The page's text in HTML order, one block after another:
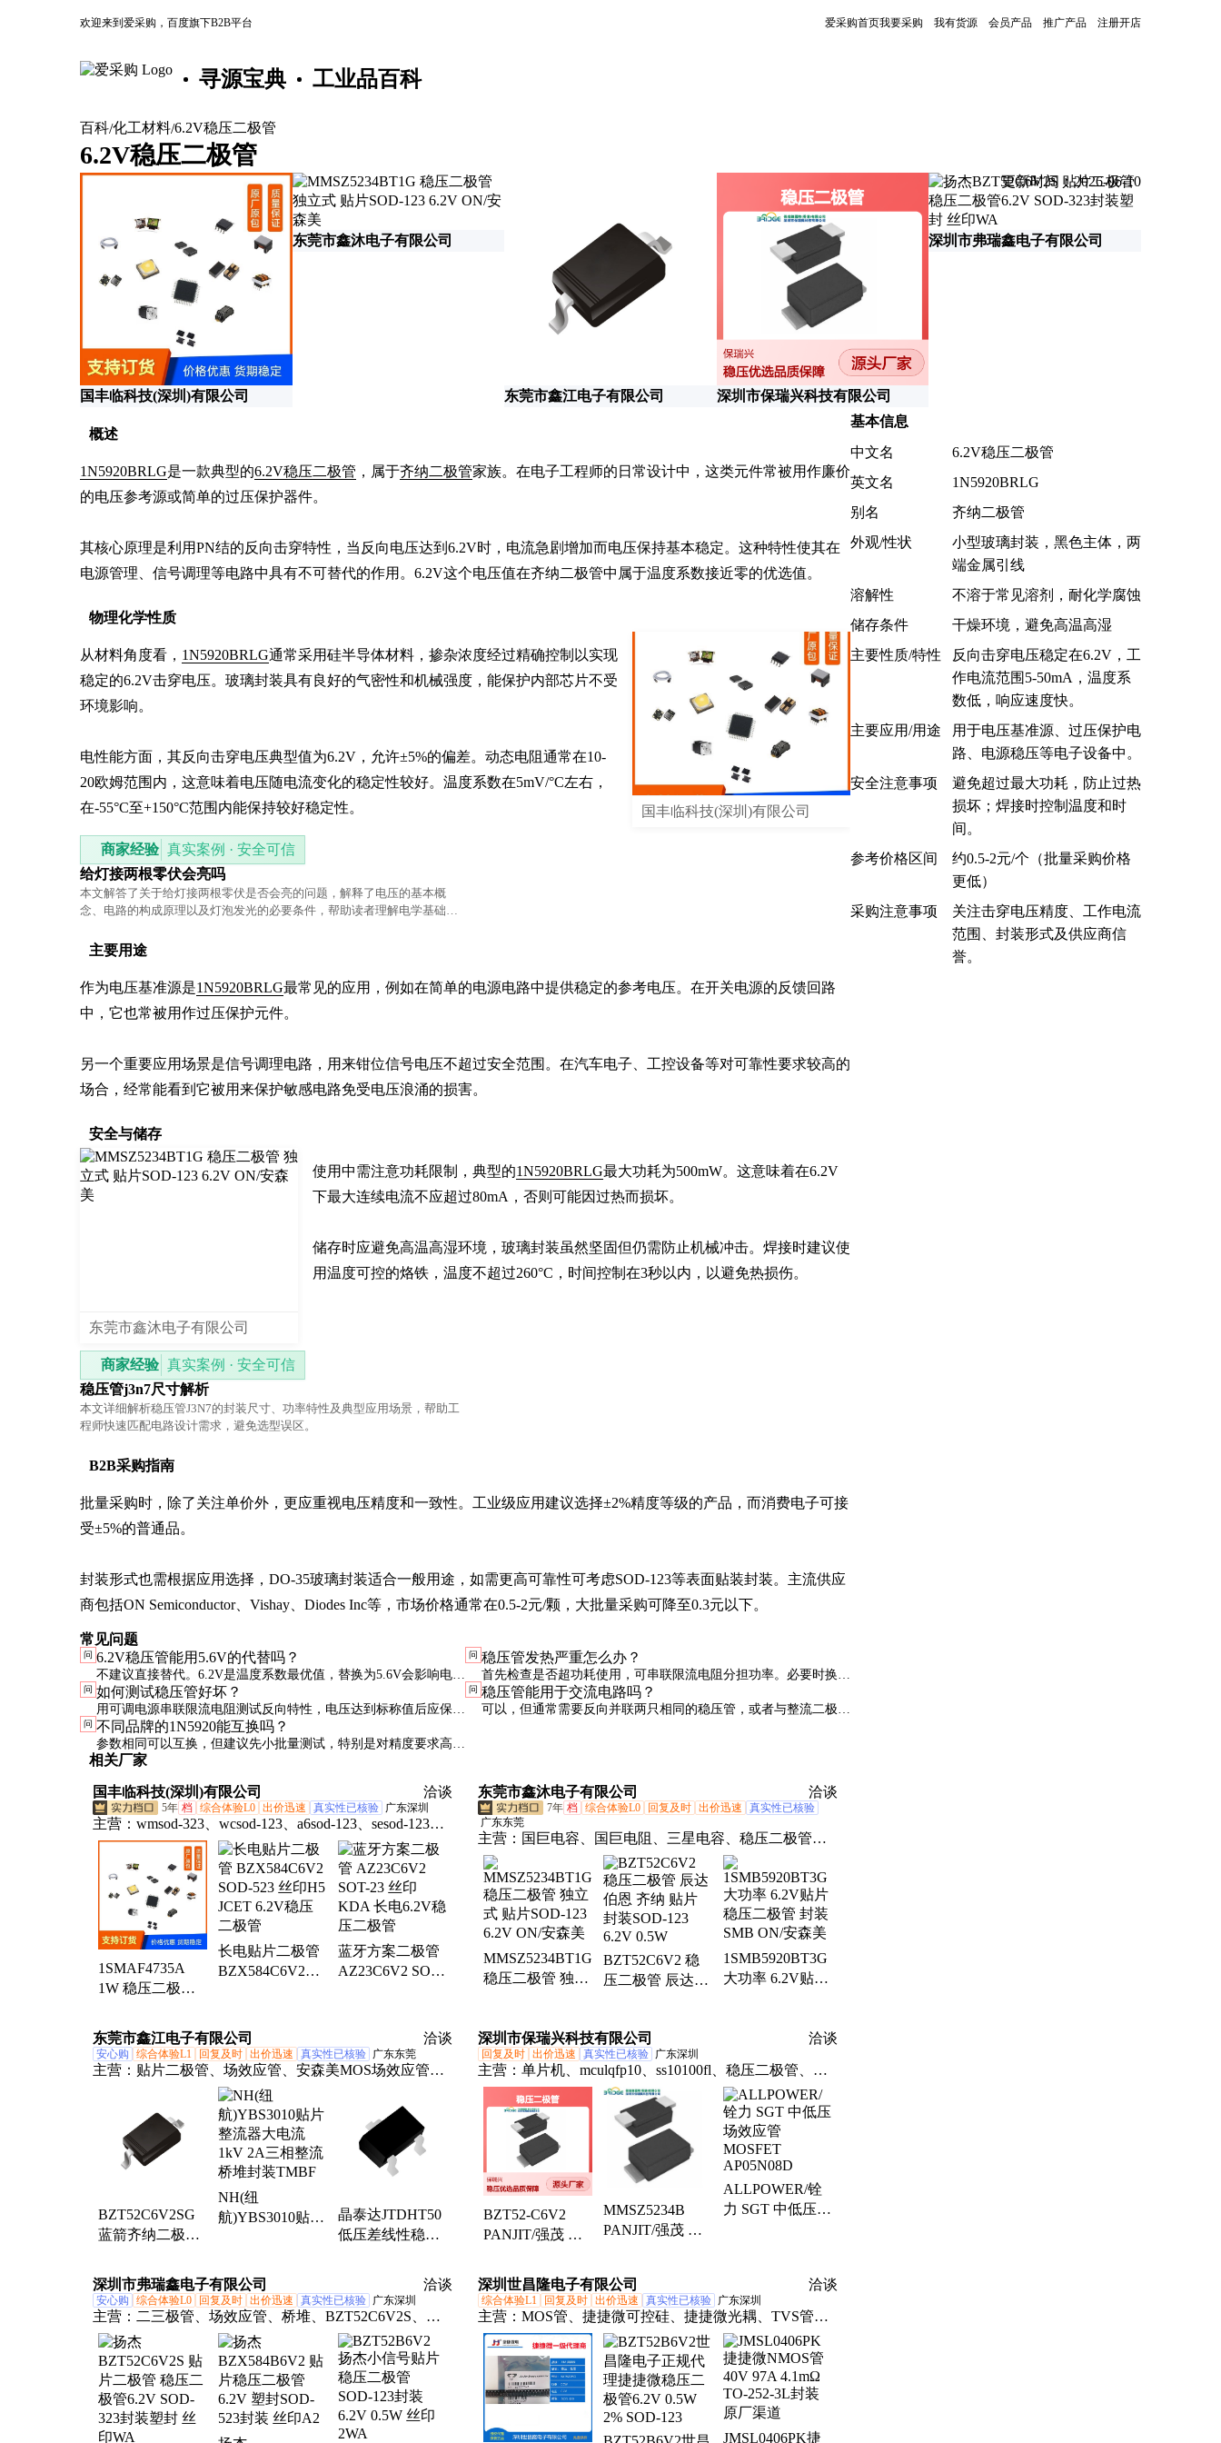
欢迎来到爱采购，百度旗下B2B平台 爱采购首页我要采购 我有货源 会员产品 推广产品 注册开店
寻源宝典 工业品百科
百科/化工材料/6.2V稳压二极管
6.2V稳压二极管
更新时间：2026-06-10
国丰临科技(深圳)有限公司
东莞市鑫沐电子有限公司
东莞市鑫江电子有限公司 深圳市保瑞兴科技有限公司
深圳市弗瑞鑫电子有限公司
概述
1N5920BRLG是一款典型的6.2V稳压二极管 ，属于齐纳二极管家族。在电子工程师的日常设计中，这类元件常被用作廉价
的电压参考源或简单的过压保护器件。
其核心原理是利用PN结的反向击穿特性，当反向电压达到6.2V时，电流急剧增加而电压保持基本稳定。这种特性使其在
电源管理、信号调理等电路中具有不可替代的作用。6.2V这个电压值在齐纳二极管中属于温度系数接近零的优选值。
物理化学性质
国丰临科技(深圳)有限公司
从材料角度看， 1N5920BRLG通常采用硅半导体材料，掺杂浓度经过精确控制以实现
稳定的6.2V击穿电压。玻璃封装具有良好的气密性和机械强度，能保护内部芯片不受
环境影响。
电性能方面，其反向击穿电压典型值为6.2V，允许±5%的偏差。动态电阻通常在10-
20欧姆范围内，这意味着电压随电流变化的稳定性较好。温度系数在5mV/°C左右，
在-55°C至+150°C范围内能保持较好稳定性。
商家经验 真实案例 · 安全可信
给灯接两根零伏会亮吗
本文解答了关于给灯接两根零伏是否会亮的问题，解释了电压的基本概
念、电路的构成原理以及灯泡发光的必要条件，帮助读者理解电学基础知
主要用途
作为电压基准源是1N5920BRLG最常见的应用，例如在简单的电源电路中提供稳定的参考电压。在开关电源的反馈回路
中，它也常被用作过压保护元件。
另一个重要应用场景是信号调理电路，用来钳位信号电压不超过安全范围。在汽车电子、工控设备等对可靠性要求较高的
场合，经常能看到它被用来保护敏感电路免受电压浪涌的损害。
安全与储存
东莞市鑫沐电子有限公司
使用中需注意功耗限制，典型的1N5920BRLG最大功耗为500mW。这意味着在6.2V
下最大连续电流不应超过80mA，否则可能因过热而损坏。
储存时应避免高温高湿环境，玻璃封装虽然坚固但仍需防止机械冲击。焊接时建议使
用温度可控的烙铁，温度不超过260°C，时间控制在3秒以内，以避免热损伤。
商家经验 真实案例 · 安全可信
稳压管j3n7尺寸解析
本文详细解析稳压管J3N7的封装尺寸、功率特性及典型应用场景，帮助工
程师快速匹配电路设计需求，避免选型误区。
B2B采购指南
批量采购时，除了关注单价外，更应重视电压精度和一致性。工业级应用建议选择±2%精度等级的产品，而消费电子可接
受±5%的普通品。
封装形式也需根据应用选择，DO-35玻璃封装适合一般用途，如需更高可靠性可考虑SOD-123等表面贴装封装。主流供应
商包括ON Semiconductor、Vishay、Diodes Inc等，市场价格通常在0.5-2元/颗，大批量采购可降至0.3元以下。
常见问题
问 6.2V稳压管能用5.6V的代替吗？
不建议直接替代。6.2V是温度系数最优值，替换为5.6V会影响电路
性能，特别是对温度稳定性有要求的应用。
问 稳压管发热严重怎么办？
首先检查是否超功耗使用，可串联限流电阻分担功率。必要时换用
更大功率的型号或加散热措施。
问 如何测试稳压管好坏？
用可调电源串联限流电阻测试反向特性，电压达到标称值后应保持
稳定。也可用二极管档测正向压降（约0.7V）初步判断。
问 稳压管能用于交流电路吗？
可以，但通常需要反向并联两只相同的稳压管，或者与整流二极管
问 不同品牌的1N5920能互换吗？
参数相同可以互换，但建议先小批量测试，特别是对精度要求高的
应用。
相关厂家
国丰临科技(深圳)有限公司 洽谈
5年 档 综合体验L0 出价迅速 真实性已核验 广东深圳
主营： wmsod-323、wcsod-123、a6sod-123、sesod-123、
wxsod-123、wdsod-323、x4sod-123、6hsod-123、6csod-
123、4zsod-123、mmbd4148t、mmbd4148a、3esod-323、
蜡烛灯、wgsod-123、5psod-123、y2sod-323、稳压管、
wnsod-123、d6sod-123、sksod-123、mmsz5244b、c0sod-
323、5nsod-123、4fsod-123
1SMAF4735A
1W 稳压二极管
丝印735A JD 晶
导微代理 代理
长电贴片二极管
BZX584C6V2
二极管
蓝牙方案二极管
AZ23C6V2 SOT-
东莞市鑫沐电子有限公司 洽谈
7年 档 综合体验L0 回复及时 出价迅速
真实性已核验
广东东莞
主营： 国巨电容、国巨电阻、三星电容、稳压二极管、
华新科、伍尔特电感、二极管、三极管、贴片电感、
lm317to-220、贴片排阻、贴片电阻、贴片电容、贴片磁
珠、贴片滤波器、s8050s0t23、旺诠电阻、厚声电阻
MMSZ5234BT1G
稳压二极管 独立
BZT52C6V2 稳
压二极管 辰达伯
0.5W
1SMB5920BT3G
大功率 6.2V贴片
东莞市鑫江电子有限公司
洽谈
安心购 综合体验L1 回复及时 出价迅速 真实性已核验 广东东莞
主营： 贴片二极管、场效应管、安森美MOS场效应管、
TVS二极管、稳压二极管、快恢复二极管、开关二极
管、ESD二极管、达林顿三极管、MOS管、贴片三极
管、肖特基二极管
BZT52C6V2SG
蓝箭齐纳二极管
贴片二极管封装
SOD-323
NH(纽
航)YBS3010贴片
桥堆封装TMBF
晶泰达JTDHT50
低压差线性稳压
芯片封装SOT-23
深圳市保瑞兴科技有限公司 洽谈
回复及时 出价迅速 真实性已核验 广东深圳
主营： 单片机、mculqfp10、ss10100fl、稳压二极管、整
流桥、碳化硅、二极管、三极管、快恢管、场效应管、
耐压开关、开关电源、双极晶体管、快恢二级管、恢复
二级管、整流二级管、瞬态电压抑制、肖特基二级管、
超快恢整流管、静电保护二级管
BZT52-C6V2
PANJIT/强茂 齐
SOD-123
410mW,6.2V
MMSZ5234B
PANJIT/强茂 齐
500mW,6.2V
ALLPOWER/铨
力 SGT 中低压场
深圳市弗瑞鑫电子有限公司 洽谈
安心购 综合体验L0 回复及时 出价迅速 真实性已核验 广东深圳
主营： 二三极管、场效应管、桥堆、BZT52C6V2S、光
耦、IC、保险丝、可控硅、贴片安规电容、扬杰IGBT、
贴片压敏电阻、贴片Y电容
深圳世昌隆电子有限公司 洽谈
综合体验L1 回复及时 出价迅速 真实性已核验 广东深圳
主营： MOS管、捷捷微可控硅、捷捷微光耦、TVS管、
虹扬整流桥、日本Nitsuko电容、台湾AID电容、
FUZETEC富致保险丝、STE松田电容、Alfa-MOS闸能、
HY虹扬、UTC友顺、芯茂微芯片、丽隽高压MOS管、海
矽美SiC MOS、商甲MOS管、旭茂微二极管、吉莱可控
硅
JMSL0406PK捷
基本信息
中文名
6.2V稳压二极管
英文名
1N5920BRLG
别名
齐纳二极管
外观/性状
小型玻璃封装，黑色主体，两
端金属引线
溶解性
不溶于常见溶剂，耐化学腐蚀
储存条件
干燥环境，避免高温高湿
主要性质/特性
反向击穿电压稳定在6.2V，工
作电流范围5-50mA，温度系
数低，响应速度快。
主要应用/用途
用于电压基准源、过压保护电
路、电源稳压等电子设备中。
安全注意事项
避免超过最大功耗，防止过热
损坏；焊接时控制温度和时
间。
参考价格区间
约0.5-2元/个（批量采购价格
更低）
采购注意事项
关注击穿电压精度、工作电流
范围、封装形式及供应商信
誉。